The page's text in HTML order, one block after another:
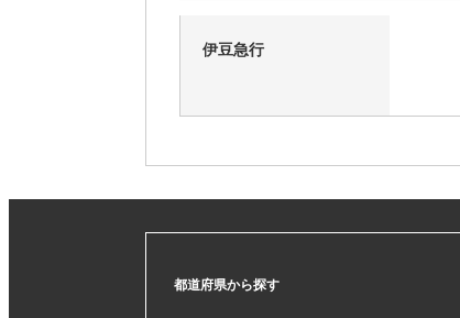
伊豆急行
都道府県から探す